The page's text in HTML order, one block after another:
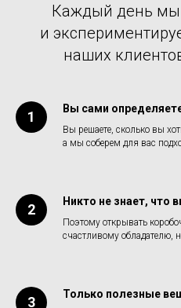
Каждый день мы
и
наших
Вы сами
Вы решаете, сколько вы
а мы соберем для вас
Никто не знает, что
Поэтому открывать
счастливому обладателю,
Только полезные